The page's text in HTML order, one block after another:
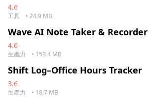
4.6
工具 • 24.9 MB
Wave AI Note Taker & Recorder
4.6
生產力 • 153.4 MB
Shift Log–Office Hours Tracker
3.6
生產力 • 18.7 MB